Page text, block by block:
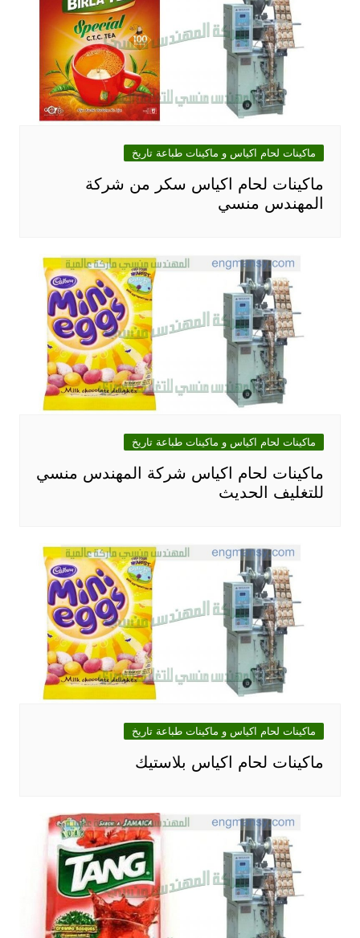
ماكينات لحام اكياس و ماكينات طباعة تاريخ
ماكينات لحام اكياس سكر من شركة
المهندس منسي
ماكينات لحام اكياس و ماكينات طباعة تاريخ
ماكينات لحام اكياس شركة المهندس منسي
للتغليف الحديث
ماكينات لحام اكياس و ماكينات طباعة تاريخ
ماكينات لحام اكياس بلاستيك‎